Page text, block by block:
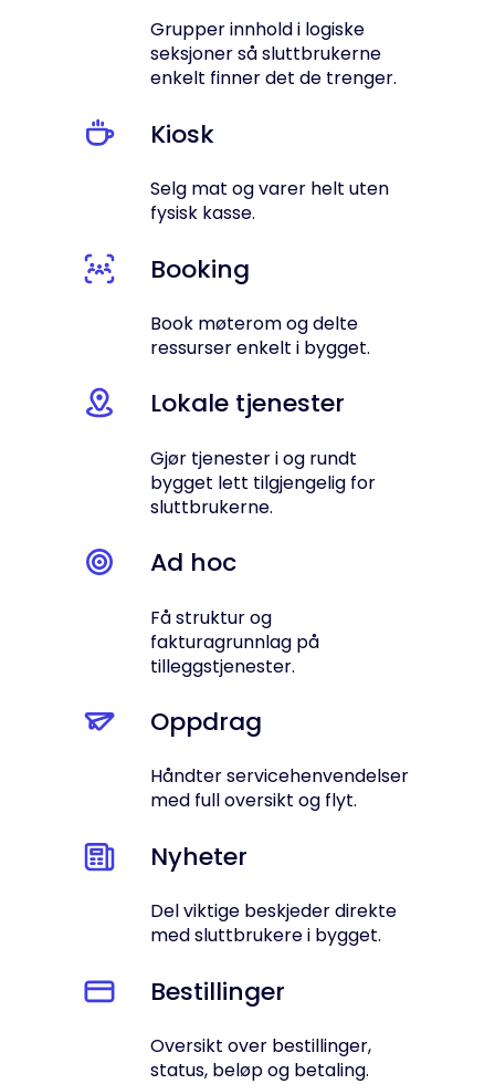
Grupper innhold i logiske
seksjoner så sluttbrukerne
enkelt finner det de trenger.
Kiosk
Selg mat og varer helt uten
fysisk kasse.
Booking
Book møterom og delte
ressurser enkelt i bygget.
Lokale tjenester
Gjør tjenester i og rundt
bygget lett tilgjengelig for
sluttbrukerne.
Ad hoc
Få struktur og
fakturagrunnlag på
tilleggstjenester.
Oppdrag
Håndter servicehenvendelser
med full oversikt og flyt.
Nyheter
Del viktige beskjeder direkte
med sluttbrukere i bygget.
Bestillinger
Oversikt over bestillinger,
status, beløp og betaling.